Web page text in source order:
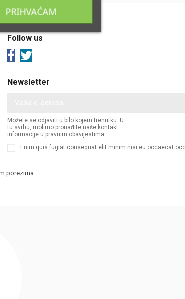
PRIHVAĆAM
Follow us
Newsletter
Možete se odjaviti u bilo kojem trenutku. U
tu svrhu, molimo pronađite naše kontakt
informacije u pravnim obavijestima.
Enim quis fugiat consequat elit minim nisi eu occaecat
porezima